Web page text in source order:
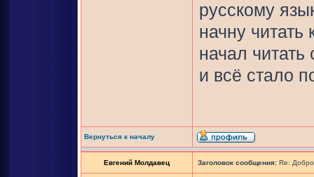
русскому
начну читать
начал читать
и всё стало
Вернуться к началу
Евгений Молдавец Заголовок сообщения: Re: